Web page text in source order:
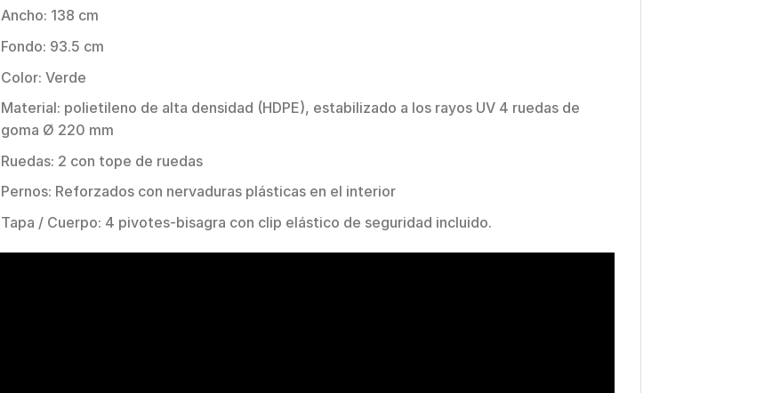
Ancho: 138 cm
Fondo: 93.5 cm
Color: Verde
Material: polietileno de alta densidad (HDPE), estabilizado a los rayos UV 4 ruedas de
goma Ø 220 mm
Ruedas: 2 con tope de ruedas
Pernos: Reforzados con nervaduras plásticas en el interior
Tapa / Cuerpo: 4 pivotes-bisagra con clip elástico de seguridad incluido.